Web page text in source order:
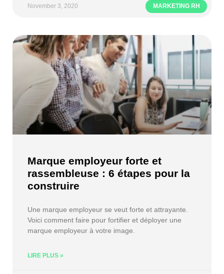
MARKETING RH
November 3, 2020
Marque employeur forte et
rassembleuse : 6 étapes pour la
construire
Une marque employeur se veut forte et attrayante.
Voici comment faire pour fortifier et déployer une
marque employeur à votre image.
LIRE PLUS »